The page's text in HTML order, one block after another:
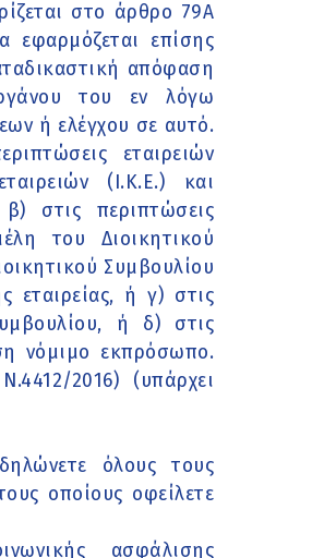
στο άρθρο 79Α
εφαρμόζεται επίσης
απόφαση
του εν λόγω
ή ελέγχου σε αυτό.
εταιρειών
(Ι.Κ.Ε.) και
στις περιπτώσεις
του Διοικητικού
Συμβουλίου
εταιρείας, ή γ) στις
ή δ) στις
νόμιμο εκπρόσωπο.
2016) (υπάρχει
όλους τους
οποίους οφείλετε
ασφάλισης